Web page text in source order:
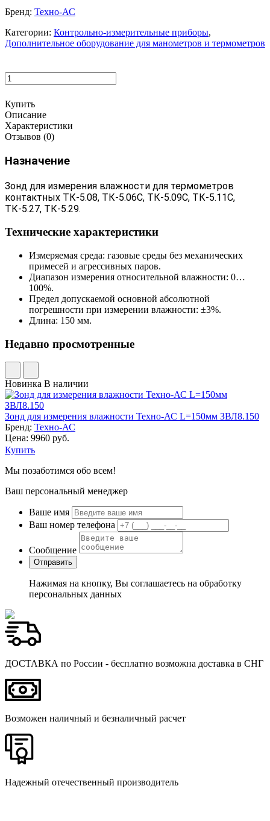
Бренд: Техно-АС
Категории: Контрольно-измерительные приборы,
Дополнительное оборудование для манометров и термометров
Купить
Описание
Характеристики
Отзывов (0)
Назначение
Зонд для измерения влажности для термометров
контактных ТК-5.08, ТК-5.06С, ТК-5.09С, ТК-5.11С,
ТК-5.27, ТК-5.29.
Технические характеристики
Измеряемая среда: газовые среды без механических
примесей и агрессивных паров.
Диапазон измерения относительной влажности: 0…
100%.
Предел допускаемой основной абсолютной
погрешности при измерении влажности: ±3%.
Длина: 150 мм.
Недавно просмотренные
Новинка В наличии
Зонд для измерения влажности Техно-АС L=150мм ЗВЛ8.150
Бренд: Техно-АС
Цена: 9960 руб.
Купить
Мы позаботимся обо всем!
Ваш персональный менеджер
Ваше имя
Ваш номер телефона
Сообщение
Нажимая на кнопку, Вы соглашаетесь на обработку
персональных данных
ДОСТАВКА по России - бесплатно возможна доставка в СНГ
Возможен наличный и безналичный расчет
Надежный отечественный производитель